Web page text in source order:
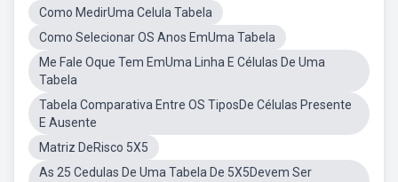
Como MedirUma Celula Tabela
Como Selecionar OS Anos EmUma Tabela
Me Fale Oque Tem EmUma Linha E Células De Uma
Tabela
Tabela Comparativa Entre OS TiposDe Células Presente
E Ausente
Matriz DeRisco 5X5
As 25 Cedulas De Uma Tabela De 5X5Devem Ser